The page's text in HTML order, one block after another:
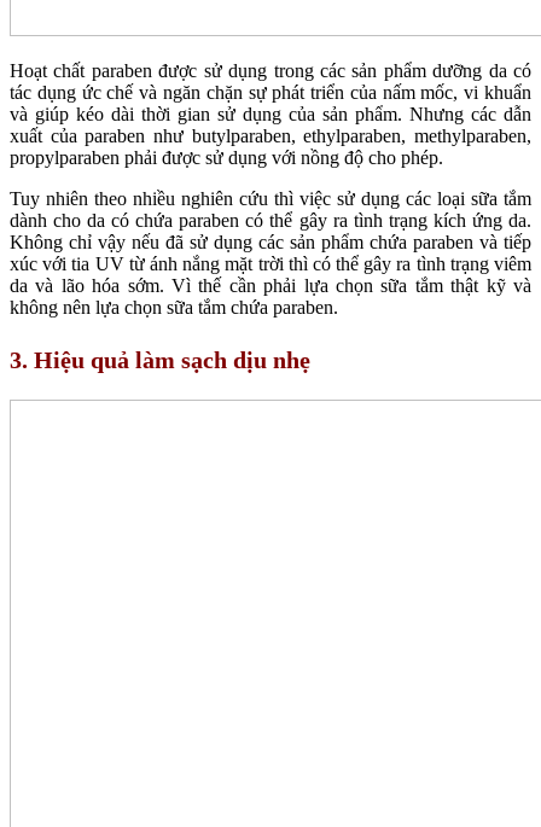
Hoạt chất paraben được sử dụng trong các sản phẩm dưỡng da có
tác dụng ức chế và ngăn chặn sự phát triển của nấm mốc, vi khuẩn
và giúp kéo dài thời gian sử dụng của sản phẩm. Nhưng các dẫn
xuất của paraben như butylparaben, ethylparaben, methylparaben,
propylparaben phải được sử dụng với nồng độ cho phép.
Tuy nhiên theo nhiều nghiên cứu thì việc sử dụng các loại sữa tắm
dành cho da có chứa paraben có thể gây ra tình trạng kích ứng da.
Không chỉ vậy nếu đã sử dụng các sản phẩm chứa paraben và tiếp
xúc với tia UV từ ánh nắng mặt trời thì có thể gây ra tình trạng viêm
da và lão hóa sớm. Vì thế cần phải lựa chọn sữa tắm thật kỹ và
không nên lựa chọn sữa tắm chứa paraben.
3. Hiệu quả làm sạch dịu nhẹ